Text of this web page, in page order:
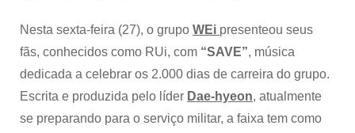
Nesta sexta-feira (27), o grupo WEi presenteou seus
fãs, conhecidos como RUi, com “SAVE”, música
dedicada a celebrar os 2.000 dias de carreira do grupo.
Escrita e produzida pelo líder Dae-hyeon, atualmente
se preparando para o serviço militar, a faixa tem como